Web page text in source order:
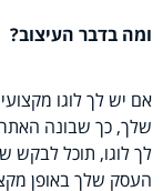
ומה בדבר העיצוב?
אם יש לך לוגו
שלך, כך שבונה האתר
לך לוגו, תוכל לבקש
העסק שלך באופן